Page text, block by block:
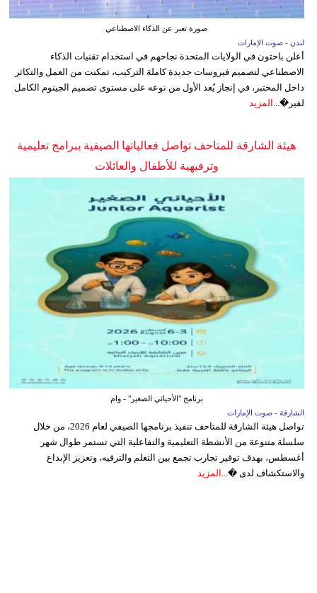
صورة تعبر عن الذكاء الاصطناعي
لندن - صوت الإمارات
أعلن باحثون في الولايات المتحدة نجاحهم في استخدام تقنيات الذكاء
الاصطناعي لتصميم فيروسات جديدة كاملة التركيب، تمكنت من العمل والتكاثر
داخل المختبر، في إنجاز يُعد الأول من نوعه على مستوى تصميم الجينوم الكامل
لفير�...
المزيد
هيئة الشارقة للمتاحف تواصل فعالياتها الصيفية ببرامج تعليمية
وترفيهية للأطفال والعائلات
برنامج "الأحيائي الصغير" - وام
الشارقة - صوت الإمارات
تواصل هيئة الشارقة للمتاحف تنفيذ برنامجها الصيفي لعام 2026، من خلال
سلسلة متنوعة من الأنشطة التعليمية والتفاعلية التي تستمر طوال شهر
أغسطس، بهدف توفير تجارب تجمع بين التعلم والترفيه، وتعزيز الإبداع
والاستكشاف لدى �... المزيد